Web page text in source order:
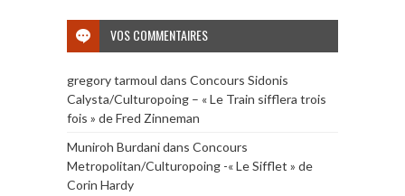
VOS COMMENTAIRES
gregory tarmoul dans Concours Sidonis
Calysta/Culturopoing – « Le Train sifflera trois
fois » de Fred Zinneman
Muniroh Burdanidans Concours
Metropolitan/Culturopoing -« Le Sifflet » de
Corin Hardy